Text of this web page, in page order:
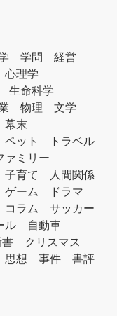
学問
経営
心理学
生命科学
物理
文学
幕末
ペット
トラベル
ァミリー
子育て
人間関係
ゲーム
ドラマ
コラム
サッカー
ル
自動車
書
クリスマス
思想 事件
書評